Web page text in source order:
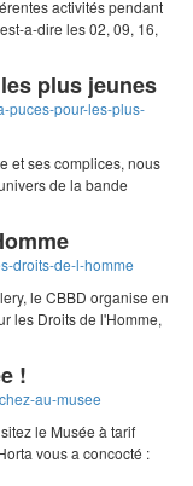
activités pendant
a-dire les 02, 09, 16,
plus jeunes
puces-pour-les-plus-
et ses complices, nous
de la bande
droits-de-l-homme
le CBBD organise en
les Droits de l'Homme,
!
au-musee
le Musée à tarif
vous a concocté :